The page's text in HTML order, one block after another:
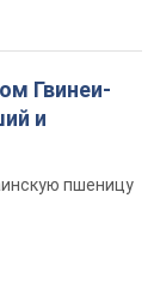
Гвинеи-
и
пшеницу